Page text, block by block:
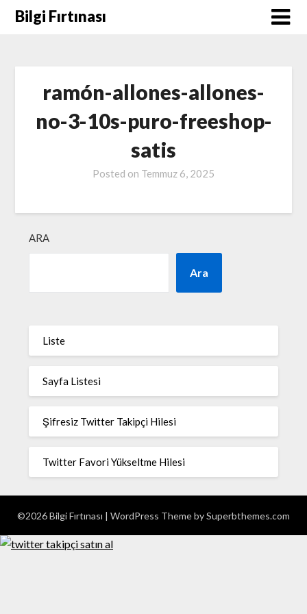
SkipBilgi Fırtınası
ramón-allones-allones-
no-3-10s-puro-freeshop-
satis
Posted on Temmuz 6, 2025
ARA
Ara
Liste
Sayfa Listesi
Şifresiz Twitter Takipçi Hilesi
Twitter Favori Yükseltme Hilesi
©2026 Bilgi Fırtınası | WordPress Theme bySuperbthemes.com